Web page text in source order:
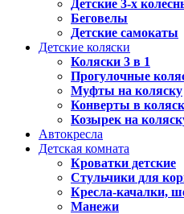
Детские 3-х
Беговелы
Детские самокаты
Детские коляски
Коляски 3 в 1
Прогулочные
Муфты на коляску
Конверты в
Козырек на
Автокресла
Детская комната
Кроватки детские
Стульчики для
Кресла-качалки,
Манежи